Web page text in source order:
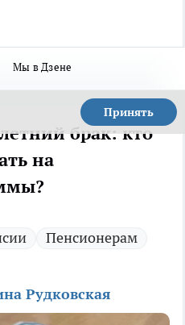
Мы в Дзене
Принять
брак: кто
на
Пенсионерам
Рудковская